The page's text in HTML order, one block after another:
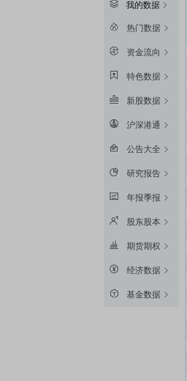
我的数据
热门数据
资金流向
特色数据
新股数据
沪深港通
公告大全
研究报告
年报季报
股东股本
期货期权
经济数据
基金数据